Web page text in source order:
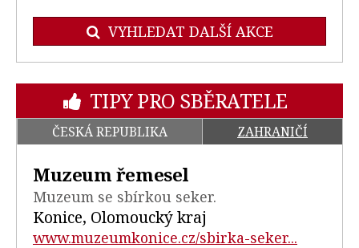
VYHLEDAT DALŠÍ AKCE
TIPY PRO SBĚRATELE
ČESKÁ REPUBLIKA ZAHRANIČÍ
Muzeum řemesel
Muzeum se sbírkou seker.
Konice, Olomoucký kraj
www.muzeumkonice.cz/sbirka-seker...